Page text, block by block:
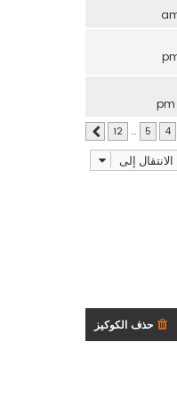
4
5
…
12 التالي
الانتقال إلى
حذف الكوكيز